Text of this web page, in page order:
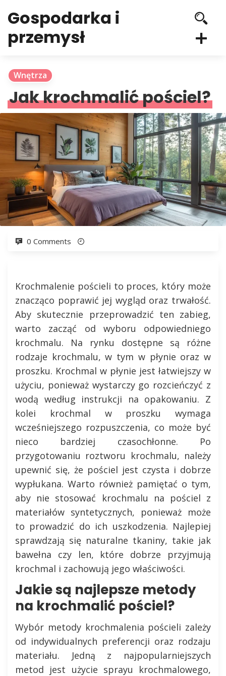
Gospodarka i
przemysł
Wnętrza
Jak krochmalić pościel?
0 Comments
Krochmalenie pościeli to proces, który może
znacząco poprawić jej wygląd oraz trwałość.
Aby skutecznie przeprowadzić ten zabieg,
warto zacząć od wyboru odpowiedniego
krochmalu. Na rynku dostępne są różne
rodzaje krochmalu, w tym w płynie oraz w
proszku. Krochmal w płynie jest łatwiejszy w
użyciu, ponieważ wystarczy go rozcieńczyć z
wodą według instrukcji na opakowaniu. Z
kolei krochmal w proszku wymaga
wcześniejszego rozpuszczenia, co może być
nieco bardziej czasochłonne. Po
przygotowaniu roztworu krochmalu, należy
upewnić się, że pościel jest czysta i dobrze
wypłukana. Warto również pamiętać o tym,
aby nie stosować krochmalu na pościel z
materiałów syntetycznych, ponieważ może
to prowadzić do ich uszkodzenia. Najlepiej
sprawdzają się naturalne tkaniny, takie jak
bawełna czy len, które dobrze przyjmują
krochmal i zachowują jego właściwości.
Jakie są najlepsze metody
na krochmalić pościel?
Wybór metody krochmalenia pościeli zależy
od indywidualnych preferencji oraz rodzaju
materiału. Jedną z najpopularniejszych
metod jest użycie sprayu krochmalowego,